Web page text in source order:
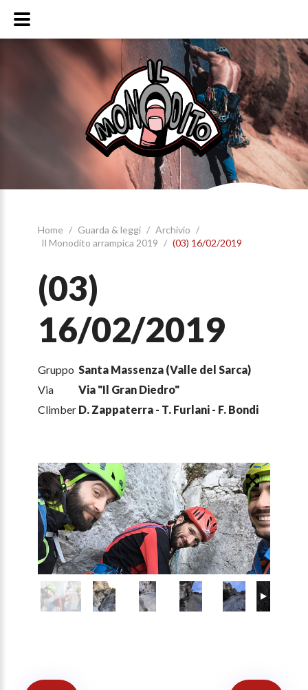
Home / Guarda & leggi / Archivio /
Il Monodito arrampica 2019 / (03) 16/02/2019
(03)
16/02/2019
Gruppo Santa Massenza (Valle del Sarca)
Via
Via "Il Gran Diedro"
Climber D. Zappaterra - T. Furlani - F. Bondi